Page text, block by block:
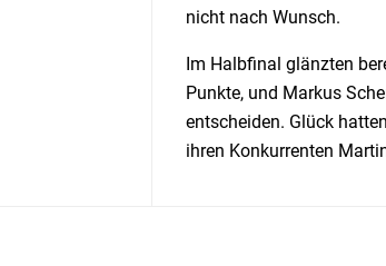
nicht nach Wunsch.
Im Halbfinal glänzten
Punkte, und Markus
entscheiden. Glück
ihren Konkurrenten